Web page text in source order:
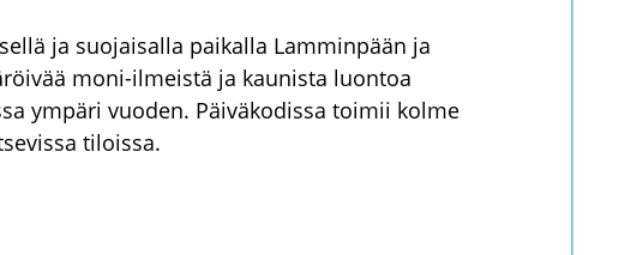
ja suojaisalla paikalla Lamminpään ja
moni-ilmeistä ja kaunista luontoa
ympäri vuoden. Päiväkodissa toimii kolme
tiloissa.